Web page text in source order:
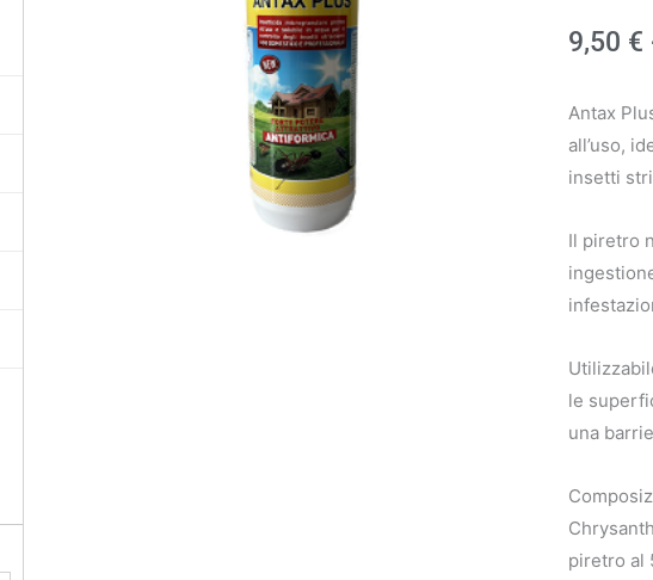
9,50 €
Antax
all’uso,
insetti
Il piretro
le
una
piretro al